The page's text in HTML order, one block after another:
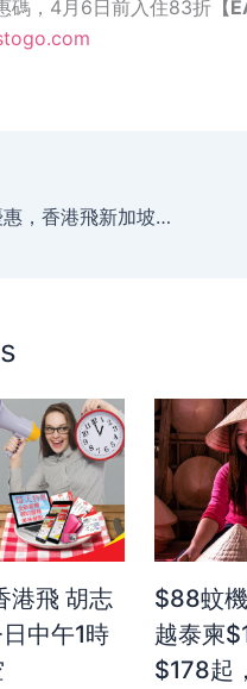
碼，4月6日前入住83折 【
Jetstar捷星航空【減燃】優惠，香港飛新加坡單程HK$266起、澳洲航線HK$790起，其他東南亞航線HK$406起。
港飛 胡志
中午1時
$88蚊
越泰柬
$178起